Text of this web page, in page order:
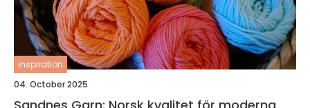
inspiration
04. October 2025